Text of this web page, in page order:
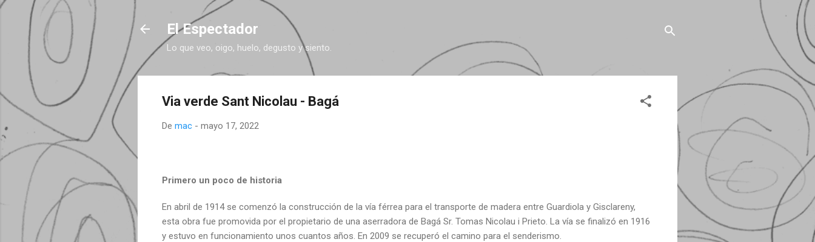
El Espectador
Lo que veo, oigo, huelo, degusto y siento.
Via verde Sant Nicolau - Bagá
De mac - mayo 17, 2022
Primero un poco de historia
En abril de 1914 se comenzó la construcción de la vía férrea para el transporte de madera entre Guardiola y Gisclareny,
esta obra fue promovida por el propietario de una aserradora de Bagá Sr. Tomas Nicolau i Prieto. La vía se finalizó en 1916
y estuvo en funcionamiento unos cuantos años. En 2009 se recuperó el camino para el senderismo.